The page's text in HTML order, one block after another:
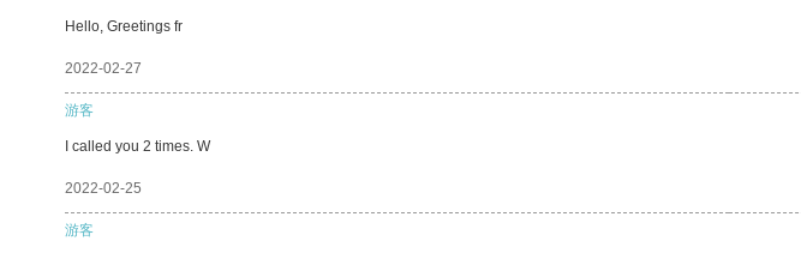
Hello, Greetings fr
2022-02-27
游客
I called you 2 times. W
2022-02-25
游客